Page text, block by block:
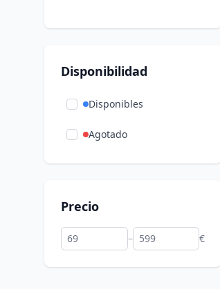
Disponibilidad
Disponibles
Agotado
Precio
– €